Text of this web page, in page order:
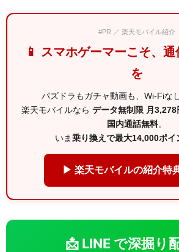
#PR ／ 楽天モバイル紹介
📱 スマホゲーマーこそ、
を
パズドラもガチャ動画も、Wi-Fiな
楽天モバイルなら データ無制限 月3,278
国内通話無料。
いま乗り換えで最大14,000ポイ
▶ 楽天モバイルの紹介特
📩 LINE で深掘り